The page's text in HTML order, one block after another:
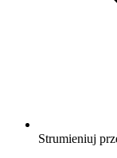
Strumieniuj